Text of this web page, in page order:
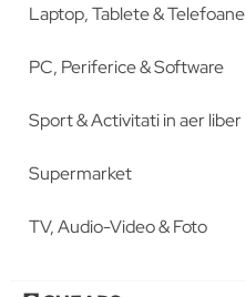
Laptop, Tablete & Telefoane
PC, Periferice & Software
Sport & Activitati in aer liber
Supermarket
TV, Audio-Video & Foto